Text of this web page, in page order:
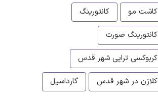
کاشت مو
کانتورینگ
کانتورینگ صورت
کربوکسی تراپی شهر قدس
کلاژن در شهر قدس
گارداسیل